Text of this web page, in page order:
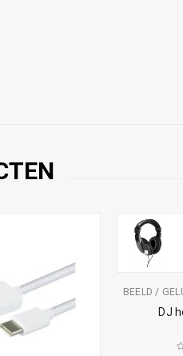
BEELD /
DJ